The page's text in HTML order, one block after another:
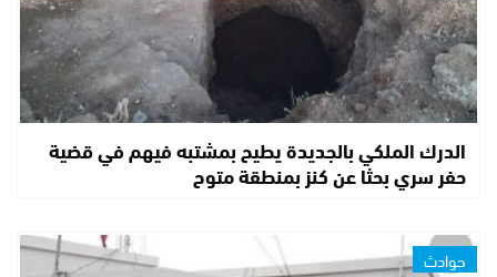
الدرك الملكي بالجديدة يطيح بمشتبه فيهم في قضية
حفر سري بحثا عن كنز بمنطقة متوح
حوادث